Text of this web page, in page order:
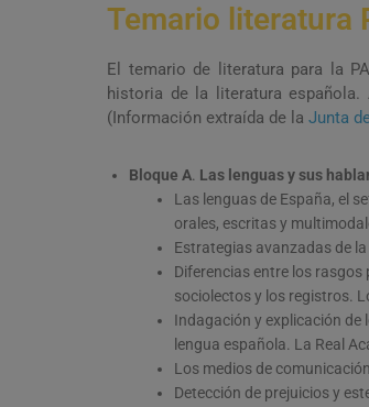
Temario literatura
El temario de literatura para la
historia de la literatura
(Información extraída de la Junta
Bloque A. Las lenguas y sus
Las lenguas de España, el
orales, escritas y
Estrategias avanzadas de
Diferencias entre los
sociolectos y los registros.
Indagación y explicación de
lengua española. La Real
Los medios de
Detección de prejuicios y